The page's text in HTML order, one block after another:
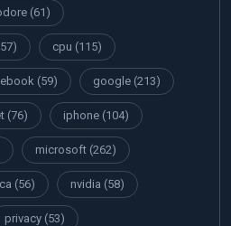
(61)
cpu (115)
(59) google (213)
(76) iphone (104)
microsoft (262)
(56) nvidia (58)
privacy (53)